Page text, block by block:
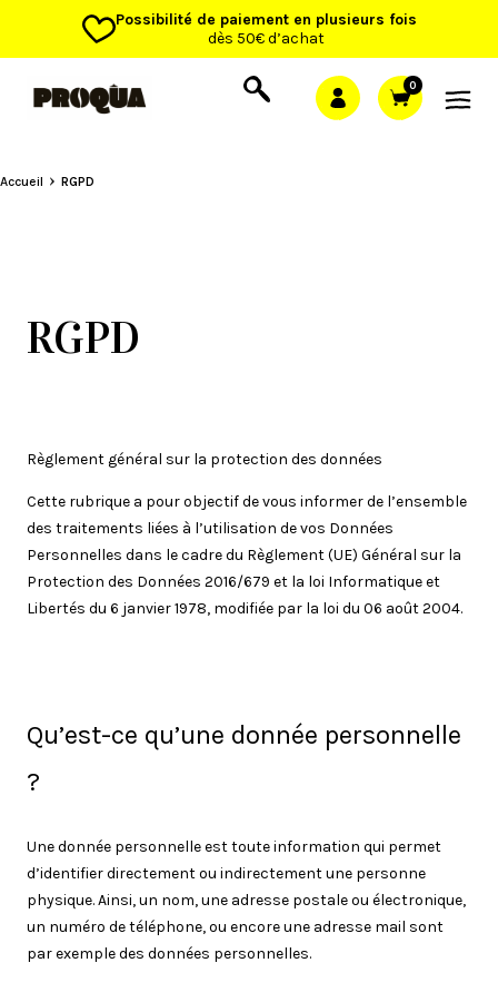
Possibilité de paiement en plusieurs fois
dès 50€ d’achat
0
Accueil RGPD
RGPD
Règlement général sur la protection des données
Cette rubrique a pour objectif de vous informer de l’ensemble
des traitements liées à l’utilisation de vos Données
Personnelles dans le cadre du Règlement (UE) Général sur la
Protection des Données 2016/679 et la loi Informatique et
Libertés du 6 janvier 1978, modifiée par la loi du 06 août 2004.
Qu’est-ce qu’une donnée personnelle
?
Une donnée personnelle est toute information qui permet
d’identifier directement ou indirectement une personne
physique. Ainsi, un nom, une adresse postale ou électronique,
un numéro de téléphone, ou encore une adresse mail sont
par exemple des données personnelles.